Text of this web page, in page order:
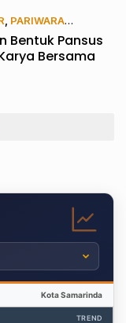
, PARIWARA
Bentuk Pansus
Bersama
Kota Samarinda
TREND